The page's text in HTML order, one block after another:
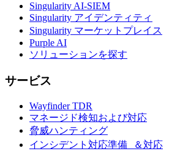
Singularity AI-SIEM
Singularity アイデンティティ
Singularity マーケットプレイス
Purple AI
ソリューションを探す
サービス
Wayfinder TDR
マネージド検知および対応
脅威ハンティング
インシデント対応準備 ＆対応